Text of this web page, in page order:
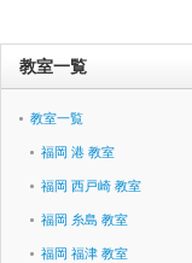
教室一覧
教室一覧
福岡 港 教室
福岡 西戸崎 教室
福岡 糸島 教室
福岡 福津 教室